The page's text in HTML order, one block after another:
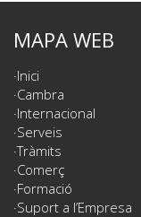
MAPA WEB
Inici
Cambra
Internacional
Serveis
Tràmits
Comerç
Formació
Suport a l’Empresa